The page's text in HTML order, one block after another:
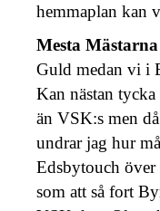
hemmaplan kan
Mesta
Guld medan vi i
Kan nästan
än VSK:s men
undrar jag hur
Edsbytouch över
som att så fort